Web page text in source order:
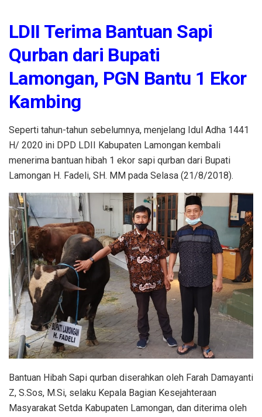
LDII Terima Bantuan Sapi
Qurban dari Bupati
Lamongan, PGN Bantu 1 Ekor
Kambing
Seperti tahun-tahun sebelumnya, menjelang Idul Adha 1441
H/ 2020 ini DPD LDII Kabupaten Lamongan kembali
menerima bantuan hibah 1 ekor sapi qurban dari Bupati
Lamongan H. Fadeli, SH. MM pada Selasa (21/8/2018).
Bantuan Hibah Sapi qurban diserahkan oleh Farah Damayanti
Z, S.Sos, M.Si, selaku Kepala Bagian Kesejahteraan
Masyarakat Setda Kabupaten Lamongan, dan diterima oleh